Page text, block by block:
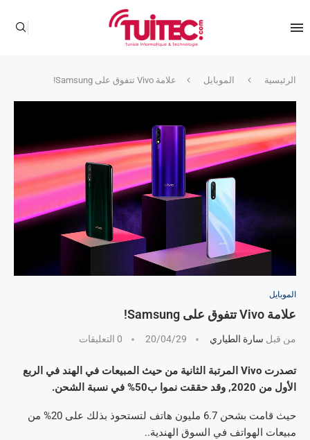
الرئيسية الموبايل علامة Vivo تتفوق على Samsung!
الموبايل
علامة Vivo تتفوق على Samsung!
من قبل سارة الطياري 20/04/29 0 التعليقات
تصدرت Vivo المرتبة الثانية من حيث المبيعات في الهند في الربع
الأول من 2020, وقد حققت نموا ب50% في نسبة الشحن.
حيث قامت بشحن 6.7 مليون هاتف لتستحوذ بذلك على 20% من
مبيعات الهواتف في السوق الهندية..